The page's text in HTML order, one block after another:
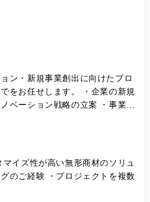
ン・新規事業創出に向けたプロ
をお任せします。 ・企業の新規
ベーション戦略の立案 ・事業領
ァシリテーションやフレームワ
イズ性が高い無形商材のソリュ
のご経験 ・プロジェクトを複数